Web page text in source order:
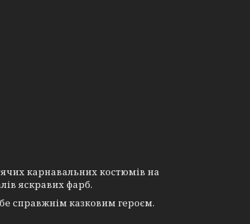
карнавальних костюмів на
яскравих фарб.
справжнім казковим героєм.